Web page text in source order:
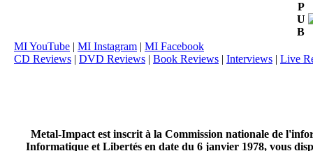
P
U
B
MI YouTube | MI Instagram | MI Facebook
CD Reviews | DVD Reviews | Book Reviews | Interviews | Live
Metal-Impact est inscrit à la Commission nationale de
Informatique et Libertés en date du 6 janvier 1978, vous